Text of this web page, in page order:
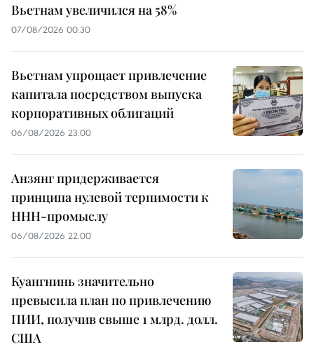
Вьетнам увеличился на 58%
07/08/2026 00:30
Вьетнам упрощает привлечение
капитала посредством выпуска
корпоративных облигаций
06/08/2026 23:00
Анзянг придерживается
принципа нулевой терпимости к
ННН-промыслу
06/08/2026 22:00
Куангнинь значительно
превысила план по привлечению
ПИИ, получив свыше 1 млрд. долл.
США